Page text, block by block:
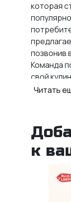
которая
позвонив
Команда
свой
захотели
Что
Ям?
и острая
за счет
Читать
к